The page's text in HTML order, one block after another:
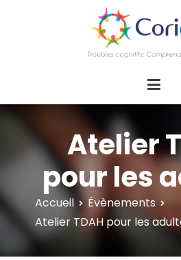
d'actions
Innovation/
troubles
Atelier
pour les
Accueil
Évènements
Atelier TDAH pour les